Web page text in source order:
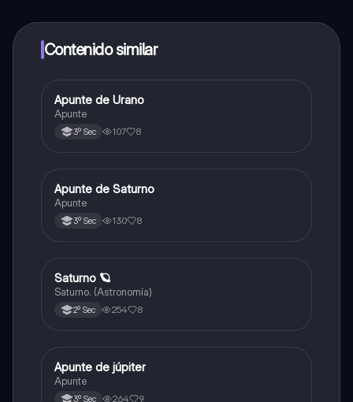
a determinadas funciones.
Contenido similar
Español
Apunte de Urano
Apunte
3º Sec 107 8
Español
Apunte de Saturno
Apunte
3º Sec 130 8
Geografía
Saturno 🪐
Saturno. (Astronomía)
2º Sec 254 8
Español
Apunte de júpiter
Apunte
3º Sec 264 9